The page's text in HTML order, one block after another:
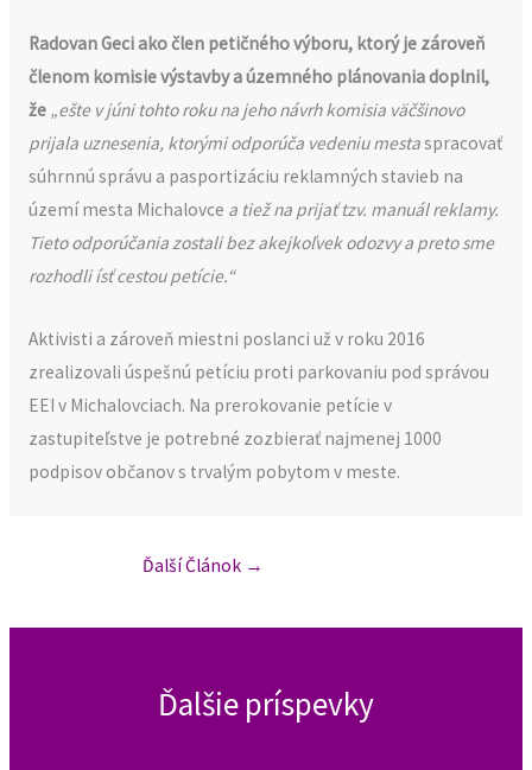
Radovan Geci ako člen petičného výboru, ktorý je zároveň
členom komisie výstavby a územného plánovania doplnil,
že„ešte v júni tohto roku na jeho návrh komisia väčšinovo
prijala uznesenia, ktorými odporúča vedeniu mestaspracovať
súhrnnú správu a pasportizáciu reklamných stavieb na
území mesta Michalovce a tiež na prijať tzv. manuál reklamy.
Tieto odporúčania zostali bez akejkoľvek odozvy a preto sme
rozhodli ísť cestou petície.“
Aktivisti a zároveň miestni poslanci už v roku 2016
zrealizovali úspešnú petíciu proti parkovaniu pod správou
EEI v Michalovciach. Na prerokovanie petície v
zastupiteľstve je potrebné zozbierať najmenej 1000
podpisov občanov s trvalým pobytom v meste.
Ďalší Článok →
Ďalšie príspevky